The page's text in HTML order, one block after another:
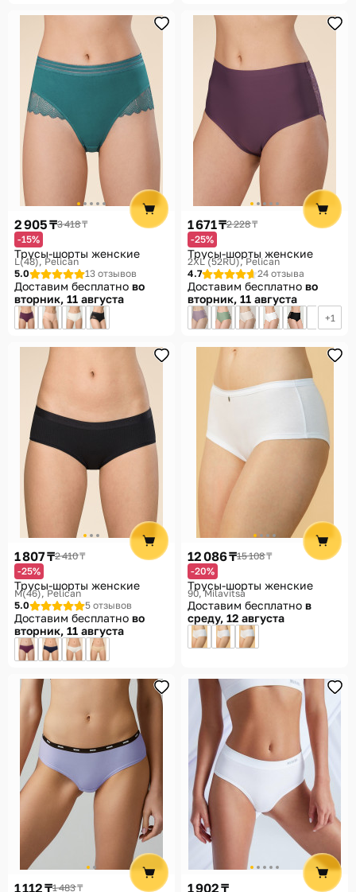
2 905 ₸3 418 ₸
-15%
Трусы-шорты женские
L(48) Pelican
5.0
13 отзывов
Доставим бесплатно во
вторник, 11 августа
1 671 ₸2 228 ₸
-25%
Трусы-шорты женские
2XL (52RU) Pelican
4.7
24 отзыва
Доставим бесплатно во
вторник, 11 августа
1
1 807 ₸2 410 ₸
-25%
Трусы-шорты женские
M(46) Pelican
5.0
5 отзывов
Доставим бесплатно во
вторник, 11 августа
12 086 ₸15 108 ₸
-20%
Трусы-шорты женские
90 Milavitsa
Доставим бесплатно в
среду, 12 августа
1 112 ₸1 483 ₸
1 902 ₸